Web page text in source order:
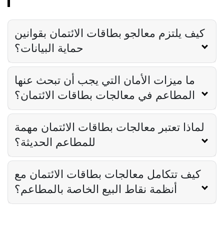
Derrick McMahon Dec 21, 2023
كيف يلتزم معالجو بطاقات الائتمان بقوانين
حماية البيانات؟
ما ميزات الأمان التي يجب أن تبحث عنها
المطاعم في معالجات بطاقات الائتمان؟
لماذا تعتبر معالجات بطاقات الائتمان مهمة
للمطاعم الحديثة؟
كيف تتكامل معالجات بطاقات الائتمان مع
أنظمة نقاط البيع الخاصة بالمطاعم؟